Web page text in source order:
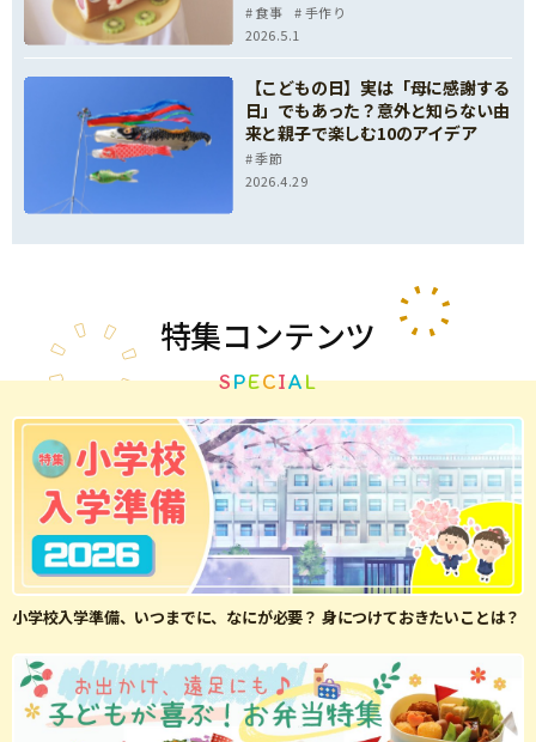
食事
手作り
2026.5.1
【こどもの日】実は「母に感謝する
日」でもあった？意外と知らない由
来と親子で楽しむ10のアイデア
季節
2026.4.29
特集コンテンツ
SPECIAL
小学校入学準備、いつまでに、なにが必要？ 身につけておきたいことは？